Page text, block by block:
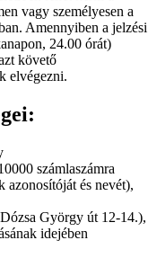
vagy személyesen a
Amennyiben a jelzési
24.00 órát)
követő
elvégezni.
:
számlaszámra
azonosítóját és nevét),
György út 12-14.),
idejében